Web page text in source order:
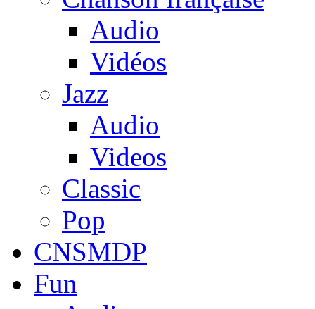
Audio
Vidéos
Jazz
Audio
Videos
Classic
Pop
CNSMDP
Fun